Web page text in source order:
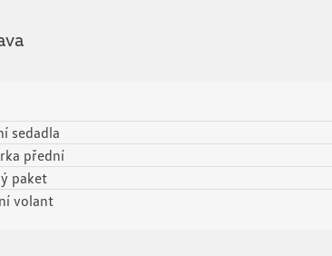
sedadla
přední
paket
volant